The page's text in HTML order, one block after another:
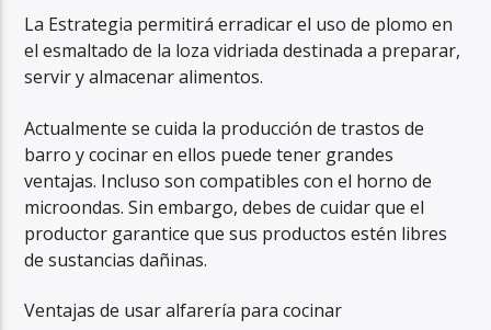
La Estrategia permitirá erradicar el uso de plomo en
el esmaltado de la loza vidriada destinada a preparar,
servir y almacenar alimentos.
Actualmente se cuida la producción de trastos de
barro y cocinar en ellos puede tener grandes
ventajas. Incluso son compatibles con el horno de
microondas. Sin embargo, debes de cuidar que el
productor garantice que sus productos estén libres
de sustancias dañinas.
Ventajas de usar alfarería para cocinar